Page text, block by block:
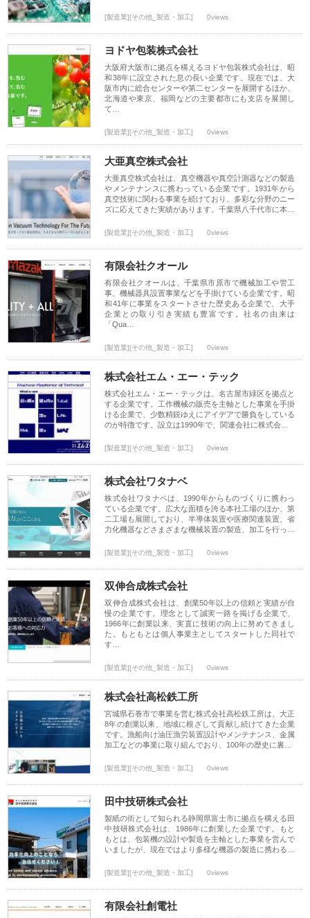
[製造業][その他_製造・加工] 0views
ヨドヤ包装株式会社
大阪府大阪市に拠点を構えるヨドヤ包装株式会社は、昭
和38年に設立された息の長い企業です。現在では、大
阪市内に総合センターや第二センターを展開するほか、
北海道や東京、福岡などの主要都市にも支店を展開し
て…
[製造業][その他_製造・加工] 0views
大亜真空株式会社
大亜真空株式会社は、真空機器や真空計測器などの製造
やメンテナンスに携わっている企業です。1931年から
真空技術に関わる事業を続けており、多彩な分野のニー
ズに応えてきた実績があります。千葉県八千代市に本…
[製造業][その他_製造・加工] 0views
有限会社クオール
有限会社クオールは、千葉県市原市で機械加工や管工
事、機械器具設置事業などを手掛けている企業です。昭
和41年に事業をスタートさせた歴史ある企業で、大手
企業との取り引き実績も豊富です。社名の由来は
「Qua…
[製造業][その他_製造・加工] 0views
株式会社エム・エー・テック
株式会社エム・エー・テックは、名古屋市緑区を拠点と
する企業です。工作機械の販売を主軸とした事業を手掛
ける企業で、少数精鋭ゆえにアイデアで勝負をしている
のが特徴です。設立は1990年で、関連会社に株式会…
[製造業][その他_製造・加工] 0views
株式会社ワタナベ
株式会社ワタナベは、1990年からものづくりに携わっ
ている企業です。広大な面積を誇る本社工場のほか、第
二工場も展開しており、半導体装置や医療関連装置、省
力化機器などさまざまな機械装置の製造、加工を行っ…
[製造業][その他_製造・加工] 0views
双伸合成株式会社
双伸合成株式会社は、創業50年以上の信頼と実績が自
慢の企業です。理念として誠実一路を掲げる企業で、
1966年に創業以来、実直に技術の向上に努めてきまし
た。もともとは個人事業主としてスタートした同社で
す…
[製造業][その他_製造・加工] 0views
株式会社高松鉄工所
宮城県石巻市で事業を営む株式会社高松鉄工所は、大正
8年の創業以来、地域に根ざして貢献し続けてきた企業
です。漁船向け油圧漁労装置設計やメンテナンス、金属
加工などの事業に取り組んでおり、100年の歴史に裏…
[製造業][その他_製造・加工] 0views
田中技研株式会社
製紙の街として知られる静岡県富士市に拠点を構える田
中技研株式会社は、1986年に創業した企業です。もと
もとは、包装機の設計や製造を主軸とした事業を営んで
いましたが、現在ではより多様な機器の製造に携わる…
[製造業][その他_製造・加工] 0views
有限会社創電社